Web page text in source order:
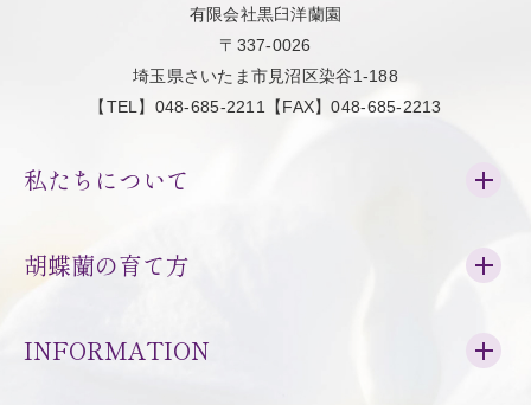
有限会社黒臼洋蘭園
〒337-0026
埼玉県さいたま市見沼区染谷1-188
【TEL】048-685-2211【FAX】048-685-2213
私たちについて
胡蝶蘭の育て方
INFORMATION